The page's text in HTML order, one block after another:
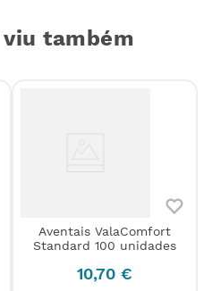
viu também
Aventais ValaComfort
Standard 100 unidades
10,70 €